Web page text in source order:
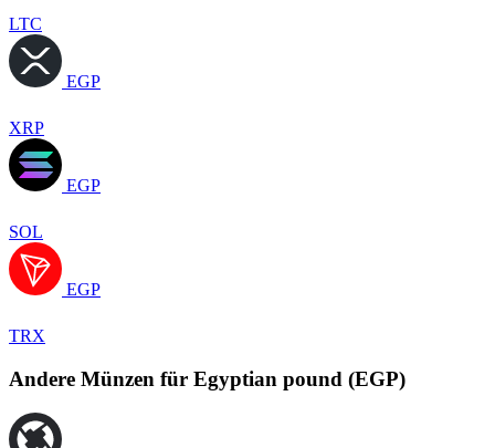
LTC
EGP
XRP
EGP
SOL
EGP
TRX
Andere Münzen für Egyptian pound (EGP)